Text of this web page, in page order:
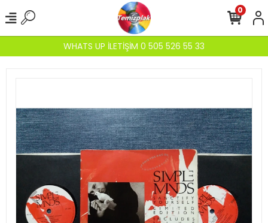
WHATS UP İLETİŞİM 0 505 526 55 33
0